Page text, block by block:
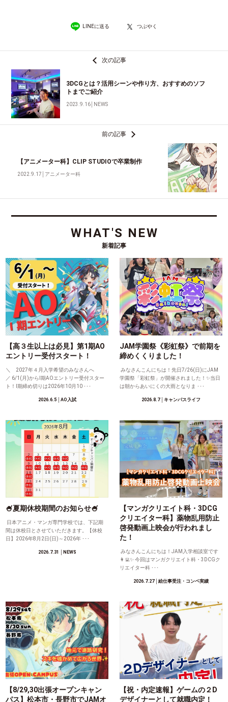
LINEに送る つぶやく
次の記事
3DCGとは？活用シーンや作り方、おすすめのソフ
トまでご紹介
2023.9.16 NEWS
前の記事
【アニメーター科】CLIP STUDIOで卒業制作
2022.9.17 アニメーター科
WHAT'S NEW
新着記事
【高３生以上は必見】第1期AO
エントリー受付スタート！
＼ 2027年４月入学希望のみなさんへ
／ 6/1(月)からⅠ期AOエントリー受付スター
ト！Ⅰ期締め切りは2026年10月10 ･･･
2026.6.5│AO入試
JAM学園祭《彩虹祭》で前期を
締めくくりました！
みなさんこんにちは！先日7/26(日)にJAM
学園祭「彩虹祭」が開催されました！✨当日
は朝からあいにくの大雨となりま ･･･
2026.8.7│キャンパスライフ
🍧夏期休校期間のお知らせ🍧
日本アニメ・マンガ専門学校では、下記期
間は休校日とさせていただきます。【休校
日】2026年8月2日(日)～2026年 ･･･
2026.7.31 │NEWS
【マンガクリエイト科・3DCG
クリエイター科】薬物乱用防止
啓発動画上映会が行われまし
た！
みなさんこんにちは！JAM入学相談室です
👩‍💻✨ 今回はマンガクリエイト科・3DCGク
リエイター科 ･･･
2026.7.27│絵仕事受注・コンペ実績
【8/29,30出張オープンキャン
パス】松本市・長野市でJAMオ
【祝・内定速報】ゲームの２D
デザイナーとして就職内定！